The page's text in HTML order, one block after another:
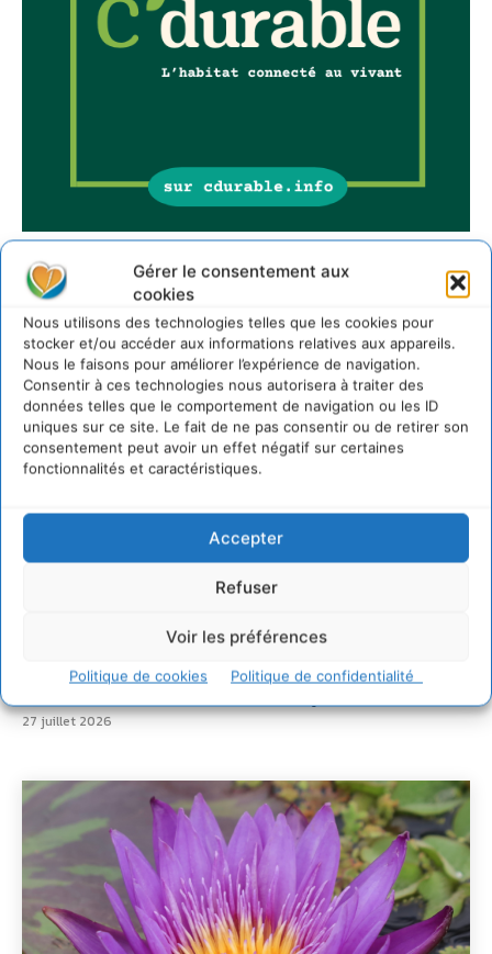
Gérer le consentement aux
cookies
Nous utilisons des technologies telles que les cookies pour
stocker et/ou accéder aux informations relatives aux appareils.
Nous le faisons pour améliorer l’expérience de navigation.
Consentir à ces technologies nous autorisera à traiter des
données telles que le comportement de navigation ou les ID
uniques sur ce site. Le fait de ne pas consentir ou de retirer son
consentement peut avoir un effet négatif sur certaines
fonctionnalités et caractéristiques.
Accepter
Refuser
Voir les préférences
Politique de cookies Politique de confidentialité
Sur Cdurable
Comment le sol français a perdu sa mémoire
hydrique et déréglé tout le territoire (2020-2026)
2 août 2026
Développer notre attention aux espèces vivantes
non humaines avec les communs de Zoepolis
Un kit citoyen pour lever les freins au
développement des forêts comestibles dans nos
villes
7 indicateurs pour des villes résilientes et durables,
27 juillet 2026